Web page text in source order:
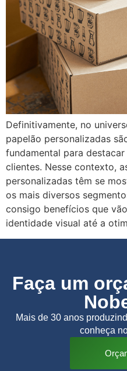
Definitivamente, no
papelão personalizadas
fundamental para
clientes. Nesse contexto,
personalizadas têm se
os mais diversos
consigo benefícios que
identidade visual até a
Faça um
Mais de 30 anos
conheça